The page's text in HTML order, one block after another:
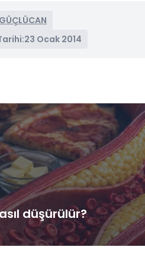
23 Ocak 2014
düşürülür?